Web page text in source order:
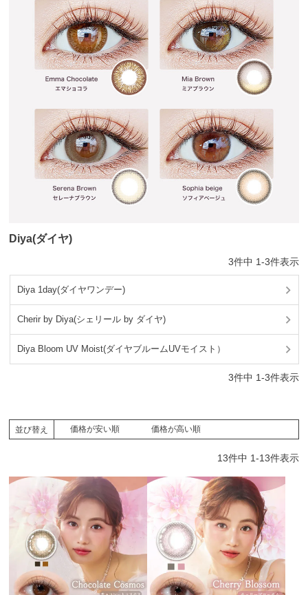
Diya(ダイヤ)
3件中 1-3件表示
Diya 1day(ダイヤワンデー)
Cherir by Diya(シェリール by ダイヤ)
Diya Bloom UV Moist(ダイヤブルームUVモイスト）
3件中 1-3件表示
並び替え 価格が安い順 価格が高い順
13件中 1-13件表示